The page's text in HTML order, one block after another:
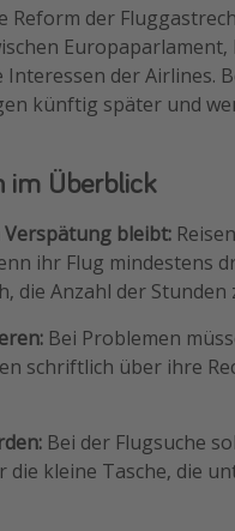
Reform der
der Airlines.
künftig später und
im Überblick
Verspätung bleibt:
ihr Flug mindestens
die Anzahl der
Bei Problemen
schriftlich über ihre
Bei der Flugsuche
kleine Tasche, die